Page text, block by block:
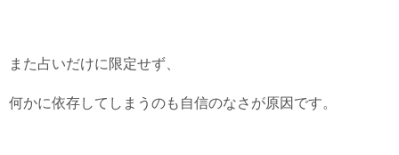
また占いだけに限定せず、
何かに依存してしまうのも自信のなさが原因です。